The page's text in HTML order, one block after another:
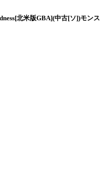
北米版GBA](中古[ソ])モン